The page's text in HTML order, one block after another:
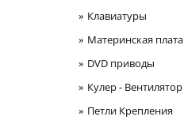
Клавиатуры
Материнская плата
DVD приводы
Кулер - Вентилятор
Петли Крепления